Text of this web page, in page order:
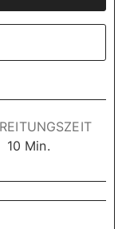
10 M
n
u
Min.